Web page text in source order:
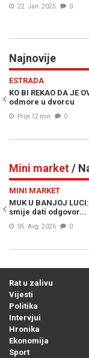
Najnovije
i supruga odlučili da
Mini market/
Željka Cvijanović
Rat u zalivu
Vijesti
Politika
Intervjui
Hronika
Ekonomija
Sport